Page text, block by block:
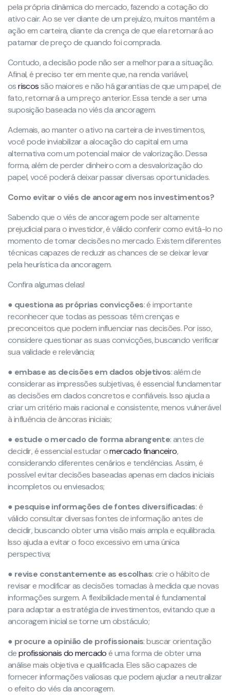
pela própria dinâmica do mercado, fazendo a cotação do
ativo cair. Ao se ver diante de um prejuízo, muitos mantêm a
ação em carteira, diante da crença de que ela retornará ao
patamar de preço de quando foi comprada.
Contudo, a decisão pode não ser a melhor para a situação.
Afinal, é preciso ter em mente que, na renda variável,
osriscossão maiores e não há garantias de que um papel, de
fato, retornará a um preço anterior. Essa tende a ser uma
suposição baseada no viés da ancoragem.
Ademais, ao manter o ativo na carteira de investimentos,
você pode inviabilizar a alocação do capital em uma
alternativa com um potencial maior de valorização. Dessa
forma, além de perder dinheiro com a desvalorização do
papel, você poderá deixar passar diversas oportunidades.
Como evitar o viés de ancoragem nos investimentos?
Sabendo que o viés de ancoragem pode ser altamente
prejudicial para o investidor, é válido conferir como evitá-lo no
momento de tomar decisões no mercado. Existem diferentes
técnicas capazes de reduzir as chances de se deixar levar
pela heurística da ancoragem.
Confira algumas delas!
● questiona as próprias convicções: é importante
reconhecer que todas as pessoas têm crenças e
preconceitos que podem influenciar nas decisões. Por isso,
considere questionar as suas convicções, buscando verificar
sua validade e relevância;
● embase as decisões em dados objetivos: além de
considerar as impressões subjetivas, é essencial fundamentar
as decisões em dados concretos e confiáveis. Isso ajuda a
criar um critério mais racional e consistente, menos vulnerável
à influência de âncoras iniciais;
● estude o mercado de forma abrangente: antes de
decidir, é essencial estudar omercado financeiro,
considerando diferentes cenários e tendências. Assim, é
possível evitar decisões baseadas apenas em dados iniciais
incompletos ou enviesados;
● pesquise informações de fontes diversificadas: é
válido consultar diversas fontes de informação antes de
decidir, buscando obter uma visão mais ampla e equilibrada.
Isso ajuda a evitar o foco excessivo em uma única
perspectiva;
● revise constantemente as escolhas: crie o hábito de
revisar e modificar as decisões tomadas à medida que novas
informações surgem. A flexibilidade mental é fundamental
para adaptar a estratégia de investimentos, evitando que a
ancoragem inicial se torne um obstáculo;
● procure a opinião de profissionais: buscar orientação
deprofissionais do mercadoé uma forma de obter uma
análise mais objetiva e qualificada. Eles são capazes de
fornecer informações valiosas que podem ajudar a neutralizar
o efeito do viés da ancoragem.